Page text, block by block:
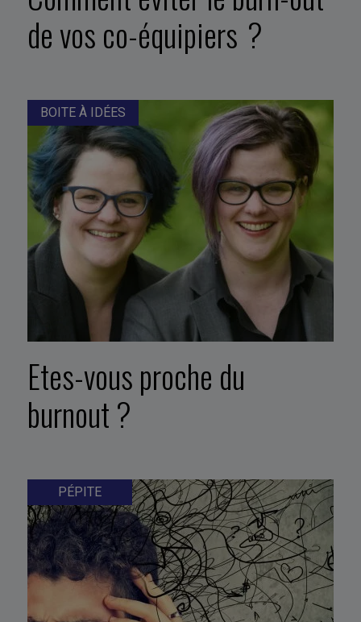
de vos co-équipiers ?
BOITE À IDÉES
Etes-vous proche du
burnout ?
PÉPITE